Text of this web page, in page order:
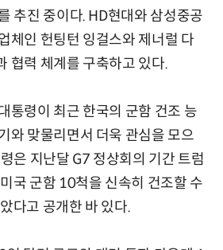
추진 중이다. HD현대와 삼성중공
체인 헌팅턴 잉걸스와 제너럴 다
협력 체계를 구축하고 있다.
통령이 최근 한국의 군함 건조 능
와 맞물리면서 더욱 관심을 모으
은 지난달 G7 정상회의 기간 트럼
국 군함 10척을 신속히 건조할 수
다고 공개한 바 있다.